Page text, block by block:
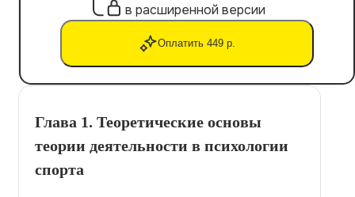
в расширенной версии
Оплатить 449 р.
Глава 1. Теоретические основы
теории деятельности в психологии
спорта